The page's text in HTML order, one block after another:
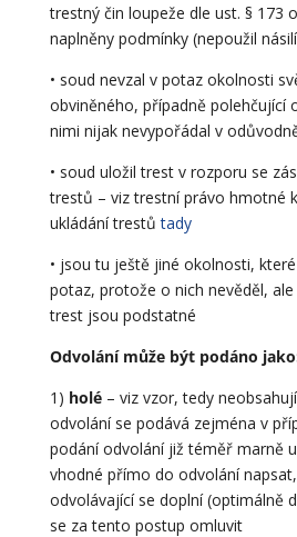
trestný čin loupeže dle ust. § 173
naplněny podmínky (nepoužil
• soud nevzal v potaz okolnosti
obviněného, případně polehčující
nimi nijak nevypořádal v
• soud uložil trest v rozporu se
trestů – viz trestní právo hmotné
ukládání trestůtady
• jsou tu ještě jiné okolnosti,
potaz, protože o nich nevěděl,
trest jsou podstatné
Odvolání může být podáno
1) holé– viz vzor, tedy
odvolání se podává zejména v
podání odvolání již téměř marně
vhodné přímo do odvolání
odvolávající se doplní (optimálně
se za tento postup omluvit